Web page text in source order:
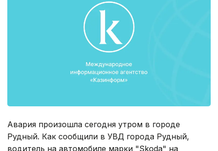
Авария произошла сегодня утром в городе
Рудный. Как сообщили в УВД города Рудный,
водитель на автомобиле марки "Skoda" на